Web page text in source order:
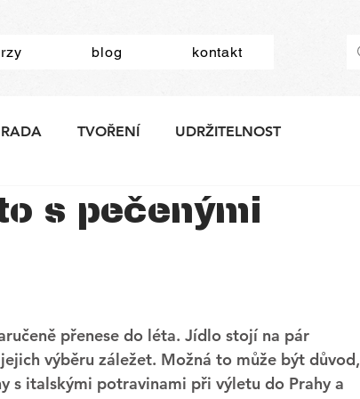
blog kontakt
TVOŘENÍ UDRŽITELNOST
s pečenými
přenese do léta. Jídlo stojí na pár
výběru záležet. Možná to může být důvod,
s italskými potravinami při výletu do Prahy a